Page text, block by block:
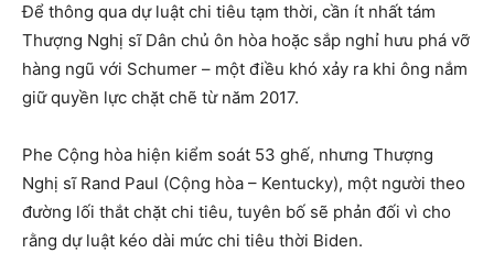
Để thông qua dự luật chi tiêu tạm thời, cần ít nhất tám
Thượng Nghị sĩ Dân chủ ôn hòa hoặc sắp nghỉ hưu phá vỡ
hàng ngũ với Schumer – một điều khó xảy ra khi ông nắm
giữ quyền lực chặt chẽ từ năm 2017.
Phe Cộng hòa hiện kiểm soát 53 ghế, nhưng Thượng
Nghị sĩ Rand Paul (Cộng hòa – Kentucky), một người theo
đường lối thắt chặt chi tiêu, tuyên bố sẽ phản đối vì cho
rằng dự luật kéo dài mức chi tiêu thời Biden.